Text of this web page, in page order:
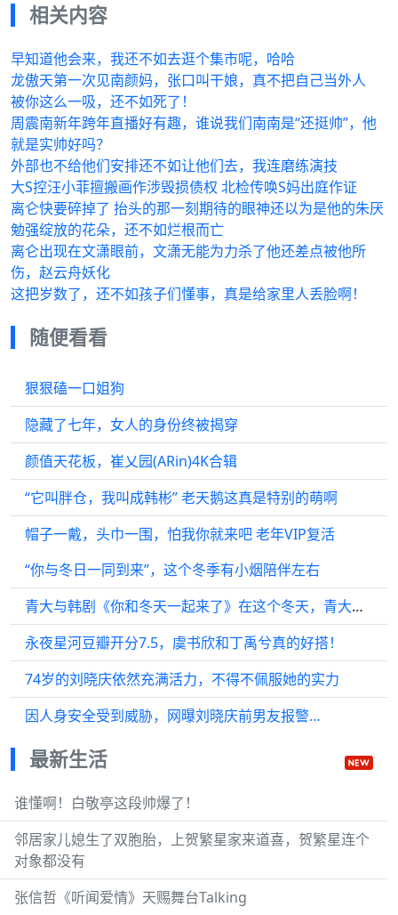
相关内容
早知道他会来，我还不如去逛个集市呢，哈哈
龙傲天第一次见南颜妈，张口叫干娘，真不把自己当外人
被你这么一吸，还不如死了！
周震南新年跨年直播好有趣，谁说我们南南是“还挺帅”，他
就是实帅好吗？
外部也不给他们安排还不如让他们去，我连磨练演技
大S控汪小菲擅搬画作涉毁损债权 北检传唤S妈出庭作证
离仑快要碎掉了 抬头的那一刻期待的眼神还以为是他的朱厌
勉强绽放的花朵，还不如烂根而亡
离仑出现在文潇眼前，文潇无能为力杀了他还差点被他所
伤，赵云舟妖化
这把岁数了，还不如孩子们懂事，真是给家里人丢脸啊！
随便看看
狠狠磕一口姐狗
隐藏了七年，女人的身份终被揭穿
颜值天花板，崔乂园(ARin)4K合辑
“它叫胖仓，我叫成韩彬” 老天鹅这真是特别的萌啊
帽子一戴，头巾一围，怕我你就来吧 老年VIP复活
“你与冬日一同到来”，这个冬季有小烟陪伴左右
青大与韩剧《你和冬天一起来了》在这个冬天，青大陪你一起度过
永夜星河豆瓣开分7.5，虞书欣和丁禹兮真的好搭！
74岁的刘晓庆依然充满活力，不得不佩服她的实力
因人身安全受到威胁，网曝刘晓庆前男友报警…
最新生活
谁懂啊！白敬亭这段帅爆了！
邻居家儿媳生了双胞胎，上贺繁星家来道喜，贺繁星连个
对象都没有
张信哲《听闻爱情》天赐舞台Talking